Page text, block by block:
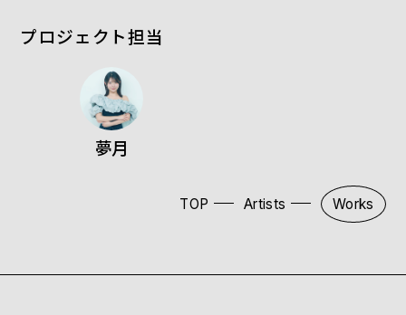
プロジェクト担当
夢月
TOP Artists Works